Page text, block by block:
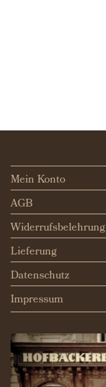
Mein Konto
AGB
Widerrufsbelehrung
Lieferung
Datenschutz
Impressum